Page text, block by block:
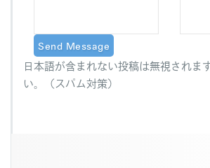
日本語が含まれない投稿は無視されま
い。（スパム対策）